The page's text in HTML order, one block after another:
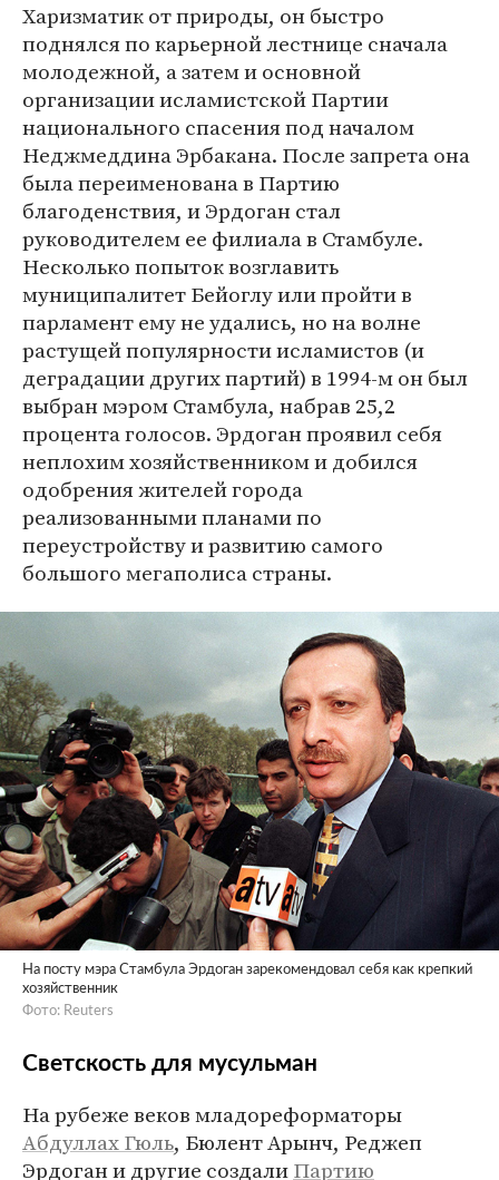
Харизматик от природы, он быстро
поднялся по карьерной лестнице сначала
молодежной, а затем и основной
организации исламистской Партии
национального спасения под началом
Неджмеддина Эрбакана. После запрета она
была переименована в Партию
благоденствия, и Эрдоган стал
руководителем ее филиала в Стамбуле.
Несколько попыток возглавить
муниципалитет Бейоглу или пройти в
парламент ему не удались, но на волне
растущей популярности исламистов (и
деградации других партий) в 1994-м он был
выбран мэром Стамбула, набрав 25,2
процента голосов. Эрдоган проявил себя
неплохим хозяйственником и добился
одобрения жителей города
реализованными планами по
переустройству и развитию самого
большого мегаполиса страны.
На посту мэра Стамбула Эрдоган зарекомендовал себя как крепкий
хозяйственник
Фото: Reuters
Светскость для мусульман
На рубеже веков младореформаторы
Абдуллах Гюль, Бюлент Арынч, Реджеп
Эрдоган и другие создалиПартию